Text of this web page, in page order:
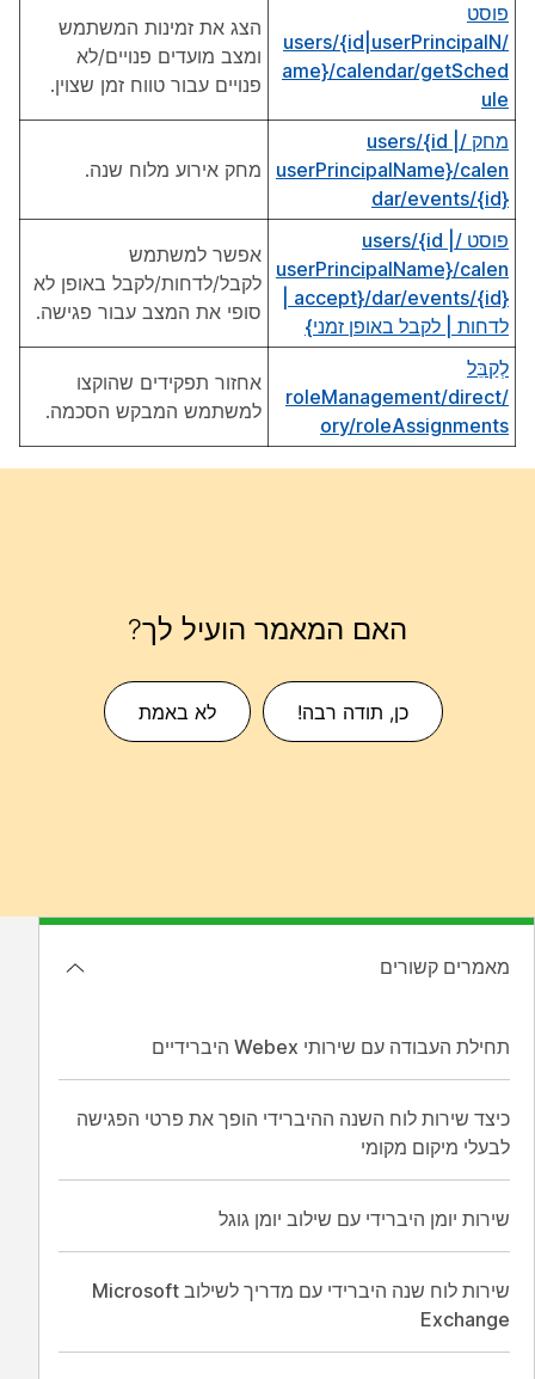
פוסט
/users/{id|userPrincipalN
ame}/calendar/getSched
ule
הצג את זמינות המשתמש
ומצב מועדים פנויים/לא
פנויים עבור טווח זמן שצוין.
מחק /users/{id |
userPrincipalName}/calen
dar/events/{id}
מחק אירוע מלוח שנה.
פוסט /users/{id |
userPrincipalName}/calen
לדחות | לקבל באופן זמני}
אפשר למשתמש
לקבל/לדחות/לקבל באופן לא
סופי את המצב עבור פגישה.
לְקַבֵּל
/roleManagement/direct
ory/roleAssignments
אחזור תפקידים שהוקצו
למשתמש המבקש הסכמה.
האם המאמר הועיל לך?
כן, תודה רבה! לא באמת
מאמרים קשורים
תחילת העבודה עם שירותי Webex היברידיים
כיצד שירות לוח השנה ההיברידי הופך את פרטי הפגישה
לבעלי מיקום מקומי
שירות יומן היברידי עם שילוב יומן גוגל
שירות לוח שנה היברידי עם מדריך לשילוב Microsoft
Exchange